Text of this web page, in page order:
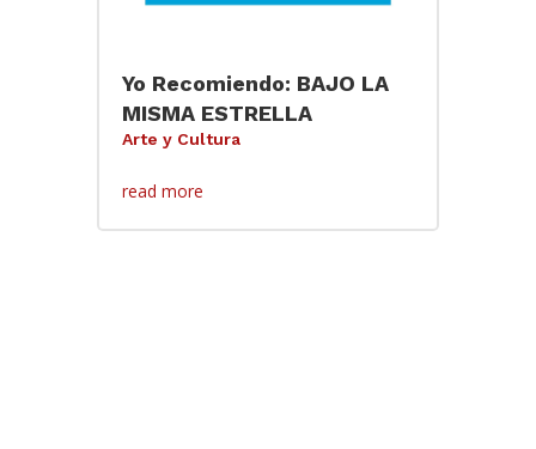
Yo Recomiendo: BAJO LA
MISMA ESTRELLA
Arte y Cultura
read more